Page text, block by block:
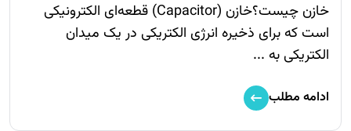
خازن چیست؟خازن (Capacitor) قطعه‌ای الکترونیکی
است که برای ذخیره انرژی الکتریکی در یک میدان
الکتریکی به ...
ادامه مطلب